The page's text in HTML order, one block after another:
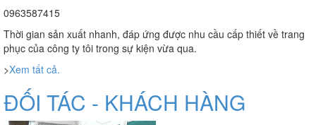
0963587415
Thời gian sản xuất nhanh, đáp ứng được nhu cầu cấp thiết về trang
phục của công ty tôi trong sự kiện vừa qua.
>Xem tất cả.
ĐỐI TÁC - KHÁCH HÀNG